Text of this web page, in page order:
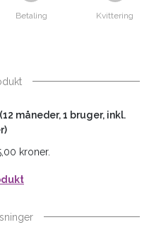
Betaling Kvittering
måneder, 1 bruger, inkl.
kroner.